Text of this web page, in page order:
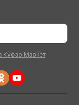
Куфар Маркет